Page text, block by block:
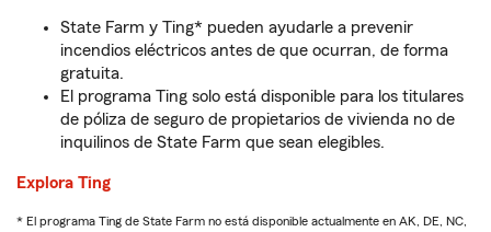
State Farm y Ting* pueden ayudarle a prevenir
incendios eléctricos antes de que ocurran, de forma
gratuita.
El programa Ting solo está disponible para los titulares
de póliza de seguro de propietarios de vivienda no de
inquilinos de State Farm que sean elegibles.
Explora Ting
* El programa Ting de State Farm no está disponible actualmente en AK, DE, NC,